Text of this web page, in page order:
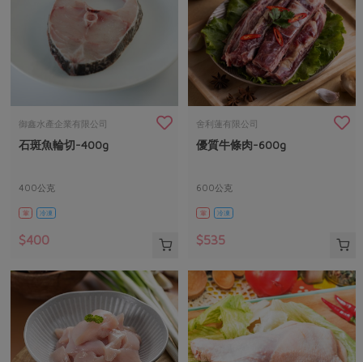
御鑫水產企業有限公司
石斑魚輪切-400g
400公克
葷 冷凍
$400
舍利蓮有限公司
優質牛條肉-600g
600公克
葷 冷凍
$535